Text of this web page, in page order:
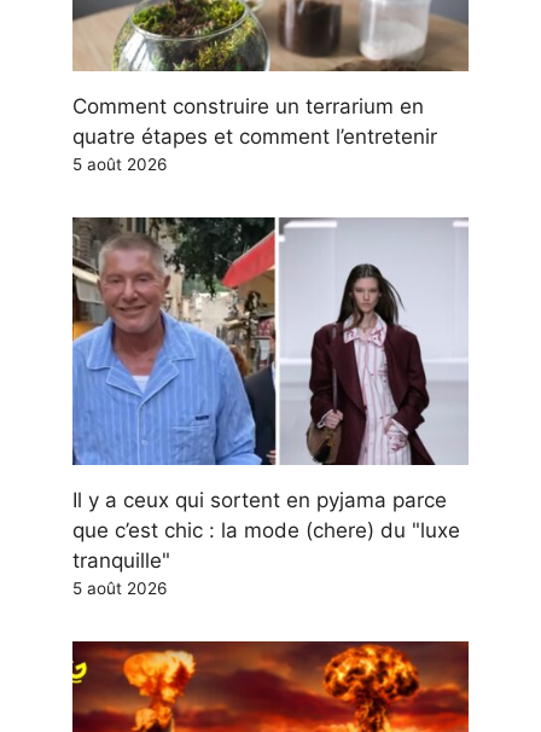
Comment construire un terrarium en
quatre étapes et comment l’entretenir
5 août 2026
Il y a ceux qui sortent en pyjama parce
que c’est chic : la mode (chere) du "luxe
tranquille"
5 août 2026